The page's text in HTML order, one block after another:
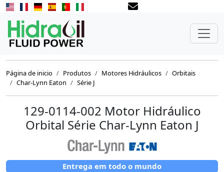
Página de inicio Produtos Motores Hidráulicos
Orbitais
Char-Lynn Eaton
Série J
129-0114-002 Motor Hidráulico
Orbital Série Char-Lynn Eaton J
Entrega em todo o mundo